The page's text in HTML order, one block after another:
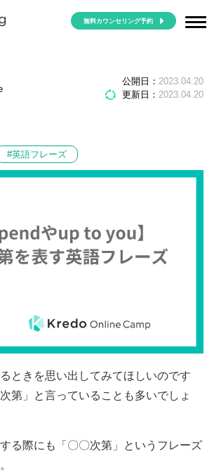
無料カウンセリング予約
to you】○○次第を表す英語フ
公開日： 2023.04.20
更新日： 2023.04.20
#英語フレーズ
ときを思い出してみてほしいのです
第」と言っていることも多いでしょ
る際にも「〇〇次第」というフレーズ